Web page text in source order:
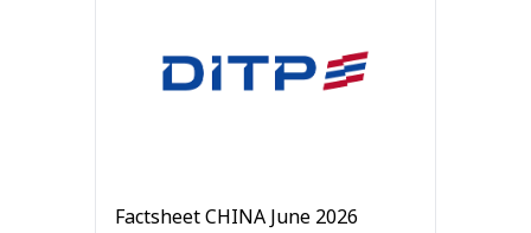
Factsheet CHINA June 2026